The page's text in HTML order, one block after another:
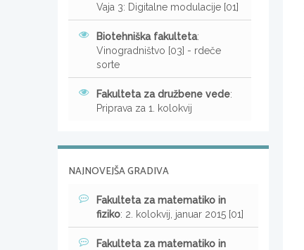
Vaja 3: Digitalne modulacije [01]
Biotehniška fakulteta:
Vinogradništvo [03] - rdeče
sorte
Fakulteta za družbene vede:
Priprava za 1. kolokvij
NAJNOVEJŠA GRADIVA
Fakulteta za matematiko in
fiziko: 2. kolokvij, januar 2015 [01]
Fakulteta za matematiko in